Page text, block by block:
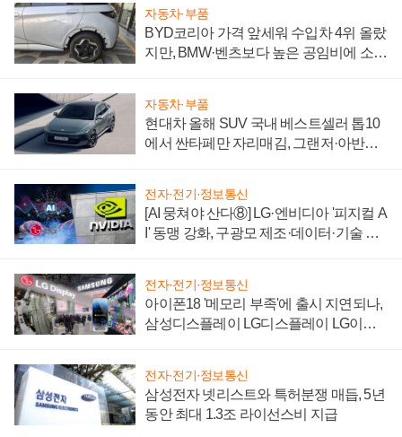
자동차·부품
BYD코리아 가격 앞세워 수입차 4위 올랐
지만, BMW·벤츠보다 높은 공임비에 소비
자동차·부품
현대차 올해 SUV 국내 베스트셀러 톱10
에서 싼타페만 자리매김, 그랜저·아반떼
전자·전기·정보통신
[AI 뭉쳐야 산다⑧] LG·엔비디아 '피지컬 A
I' 동맹 강화, 구광모 제조·데이터·기술 결
전자·전기·정보통신
아이폰18 '메모리 부족'에 출시 지연되나,
삼성디스플레이 LG디스플레이 LG이노
전자·전기·정보통신
삼성전자 넷리스트와 특허분쟁 매듭, 5년
동안 최대 1.3조 라이선스비 지급